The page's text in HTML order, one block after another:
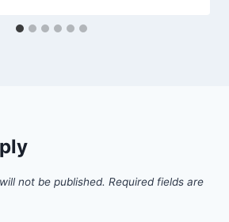
not be published. Required fields are